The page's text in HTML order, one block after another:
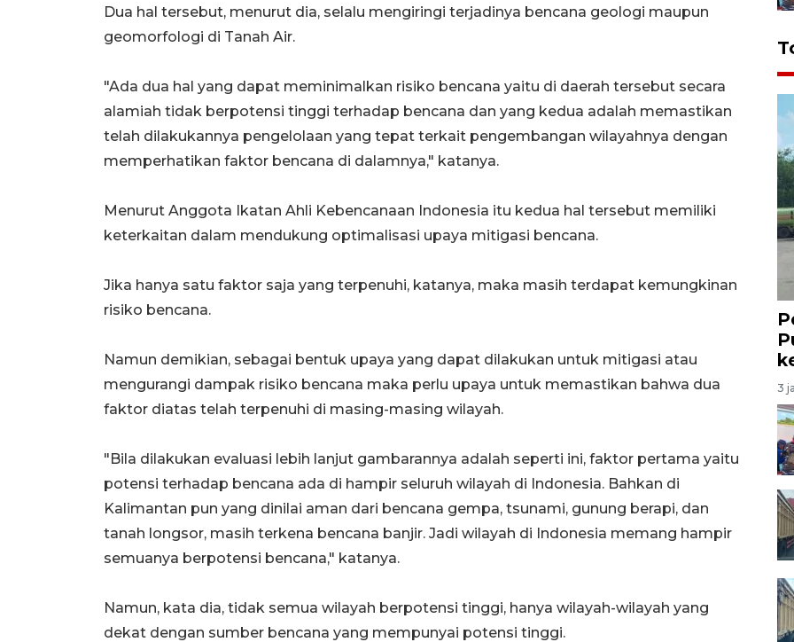
Dua hal tersebut, menurut dia, selalu mengiringi terjadinya bencana geologi maupun
geomorfologi di Tanah Air.
"Ada dua hal yang dapat meminimalkan risiko bencana yaitu di daerah tersebut secara
alamiah tidak berpotensi tinggi terhadap bencana dan yang kedua adalah memastikan
telah dilakukannya pengelolaan yang tepat terkait pengembangan wilayahnya dengan
memperhatikan faktor bencana di dalamnya," katanya.
Menurut Anggota Ikatan Ahli Kebencanaan Indonesia itu kedua hal tersebut memiliki
keterkaitan dalam mendukung optimalisasi upaya mitigasi bencana.
Jika hanya satu faktor saja yang terpenuhi, katanya, maka masih terdapat kemungkinan
risiko bencana.
Namun demikian, sebagai bentuk upaya yang dapat dilakukan untuk mitigasi atau
mengurangi dampak risiko bencana maka perlu upaya untuk memastikan bahwa dua
faktor diatas telah terpenuhi di masing-masing wilayah.
"Bila dilakukan evaluasi lebih lanjut gambarannya adalah seperti ini, faktor pertama yaitu
potensi terhadap bencana ada di hampir seluruh wilayah di Indonesia. Bahkan di
Kalimantan pun yang dinilai aman dari bencana gempa, tsunami, gunung berapi, dan
tanah longsor, masih terkena bencana banjir. Jadi wilayah di Indonesia memang hampir
semuanya berpotensi bencana," katanya.
Namun, kata dia, tidak semua wilayah berpotensi tinggi, hanya wilayah-wilayah yang
dekat dengan sumber bencana yang mempunyai potensi tinggi.
3